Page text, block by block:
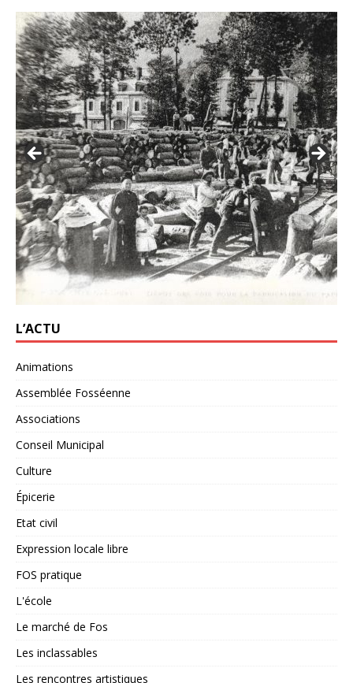
L’ACTU
Animations
Assemblée Fosséenne
Associations
Conseil Municipal
Culture
Épicerie
Etat civil
Expression locale libre
FOS pratique
L'école
Le marché de Fos
Les inclassables
Les rencontres artistiques